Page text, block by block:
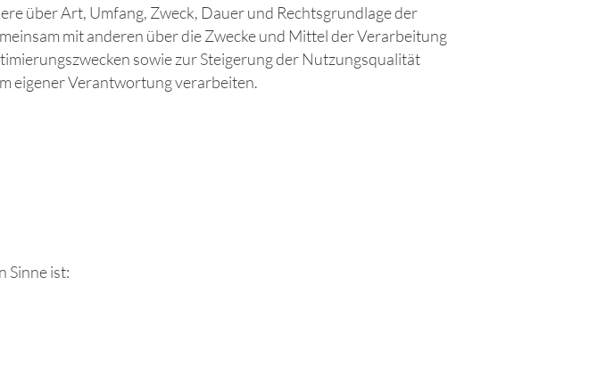
über Art, Umfang, Zweck, Dauer und Rechtsgrundlage der
mit anderen über die Zwecke und Mittel der Verarbeitung
sowie zur Steigerung der Nutzungsqualität
eigener Verantwortung verarbeiten.
Sinne ist: